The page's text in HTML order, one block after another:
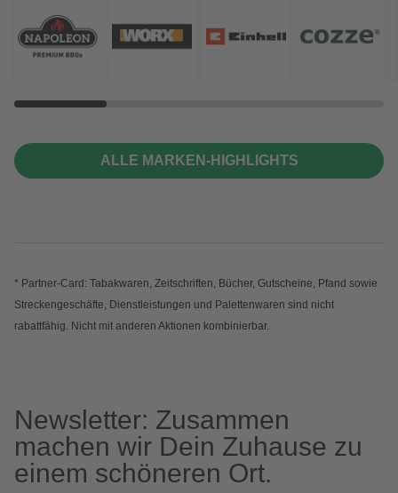
ALLE MARKEN-HIGHLIGHTS
* Partner-Card: Tabakwaren, Zeitschriften, Bücher, Gutscheine, Pfand sowie
Streckengeschäfte, Dienstleistungen und Palettenwaren sind nicht
rabattfähig. Nicht mit anderen Aktionen kombinierbar.
Newsletter: Zusammen
machen wir Dein Zuhause zu
einem schöneren Ort.